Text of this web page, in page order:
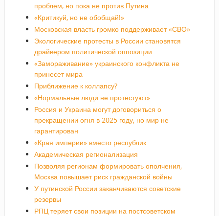
проблем, но пока не против Путина
«Критикуй, но не обобщай!»
Московская власть громко поддерживает «СВО»
Экологические протесты в России становятся
драйвером политической оппозиции
«Замораживание» украинского конфликта не
принесет мира
Приближение к коллапсу?
«Нормальные люди не протестуют»
Россия и Украина могут договориться о
прекращении огня в 2025 году, но мир не
гарантирован
«Края империи» вместо республик
Академическая регионализация
Позволяя регионам формировать ополчения,
Москва повышает риск гражданской войны
У путинской России заканчиваются советские
резервы
РПЦ теряет свои позиции на постсоветском